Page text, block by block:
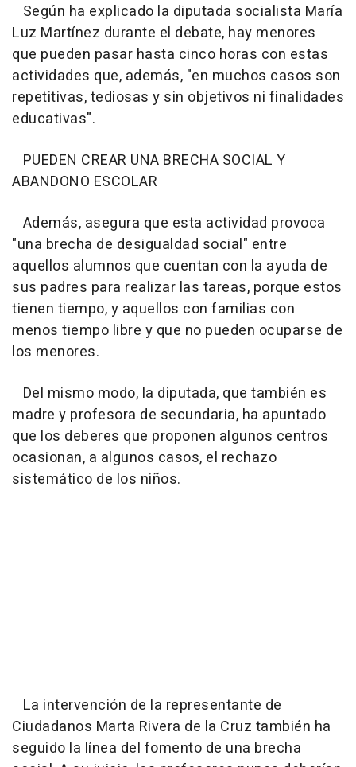
Según ha explicado la diputada socialista María
Luz Martínez durante el debate, hay menores
que pueden pasar hasta cinco horas con estas
actividades que, además, "en muchos casos son
repetitivas, tediosas y sin objetivos ni finalidades
educativas".
PUEDEN CREAR UNA BRECHA SOCIAL Y
ABANDONO ESCOLAR
Además, asegura que esta actividad provoca
"una brecha de desigualdad social" entre
aquellos alumnos que cuentan con la ayuda de
sus padres para realizar las tareas, porque estos
tienen tiempo, y aquellos con familias con
menos tiempo libre y que no pueden ocuparse de
los menores.
Del mismo modo, la diputada, que también es
madre y profesora de secundaria, ha apuntado
que los deberes que proponen algunos centros
ocasionan, a algunos casos, el rechazo
sistemático de los niños.
La intervención de la representante de
Ciudadanos Marta Rivera de la Cruz también ha
seguido la línea del fomento de una brecha